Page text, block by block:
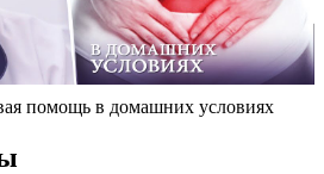
помощь в домашних условиях